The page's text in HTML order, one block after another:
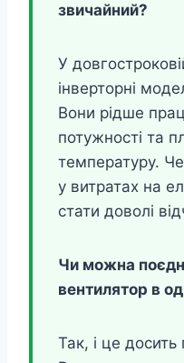
звичайний?
У
інверторні
Вони рідше
потужності та
температуру.
у витратах на
стати доволі
Чи можна
вентилятор в
Так, і це досить